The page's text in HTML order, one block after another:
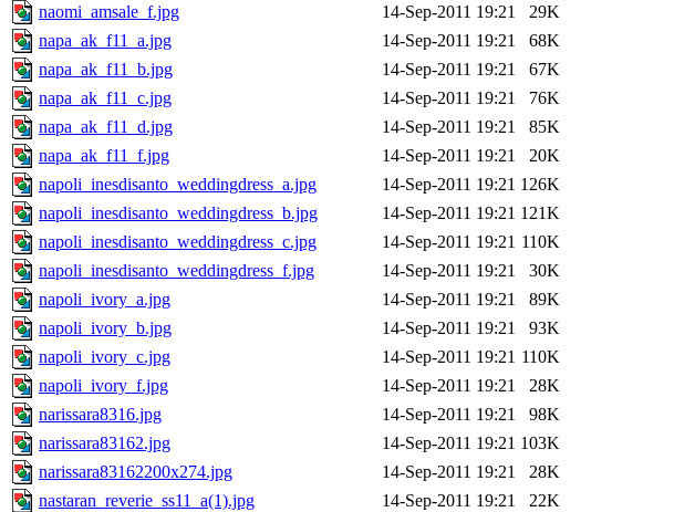
naomi_amsale_f.jpg
14-Sep-2011 19:21
29K
napa_ak_f11_a.jpg
14-Sep-2011 19:21
68K
napa_ak_f11_b.jpg
14-Sep-2011 19:21
67K
napa_ak_f11_c.jpg
14-Sep-2011 19:21
76K
napa_ak_f11_d.jpg
14-Sep-2011 19:21
85K
napa_ak_f11_f.jpg
14-Sep-2011 19:21
20K
napoli_inesdisanto_weddingdress_a.jpg
14-Sep-2011 19:21 126K
napoli_inesdisanto_weddingdress_b.jpg
14-Sep-2011 19:21 121K
napoli_inesdisanto_weddingdress_c.jpg
14-Sep-2011 19:21 110K
napoli_inesdisanto_weddingdress_f.jpg
14-Sep-2011 19:21
30K
napoli_ivory_a.jpg
14-Sep-2011 19:21
89K
napoli_ivory_b.jpg
14-Sep-2011 19:21
93K
napoli_ivory_c.jpg
14-Sep-2011 19:21 110K
napoli_ivory_f.jpg
14-Sep-2011 19:21
28K
narissara8316.jpg
14-Sep-2011 19:21
98K
narissara83162.jpg
14-Sep-2011 19:21 103K
narissara83162200x274.jpg
14-Sep-2011 19:21
28K
nastaran_reverie_ss11_a(1).jpg
14-Sep-2011 19:21
22K